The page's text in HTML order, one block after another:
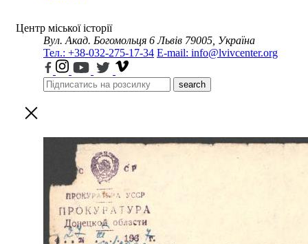
Центр міської історії
Вул. Акад. Богомольця 6 Львів 79005, Україна
Тел.: +38-032-275-17-34 E-mail: info@lvivcenter.org
search